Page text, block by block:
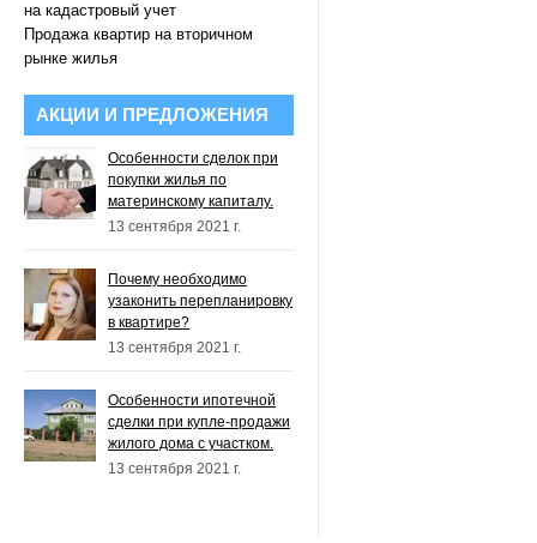
на кадастровый учет
Продажа квартир на вторичном
рынке жилья
АКЦИИ И ПРЕДЛОЖЕНИЯ
Особенности сделок при
покупки жилья по
материнскому капиталу.
13 сентября 2021 г.
Почему необходимо
узаконить перепланировку
в квартире?
13 сентября 2021 г.
Особенности ипотечной
сделки при купле-продажи
жилого дома с участком.
13 сентября 2021 г.